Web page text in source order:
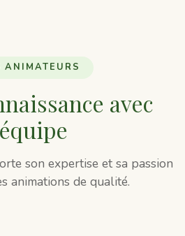
ANIMATEURS
avec
son expertise et sa passion
animations de qualité.